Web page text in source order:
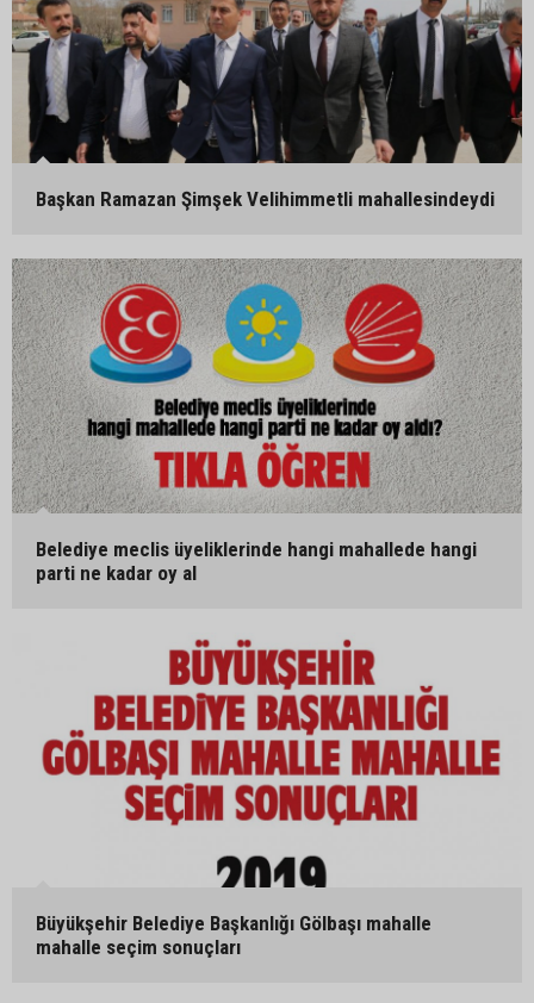
Başkan Ramazan Şimşek Velihimmetli mahallesindeydi
Belediye meclis üyeliklerinde hangi mahallede hangi
parti ne kadar oy al
Büyükşehir Belediye Başkanlığı Gölbaşı mahalle
mahalle seçim sonuçları